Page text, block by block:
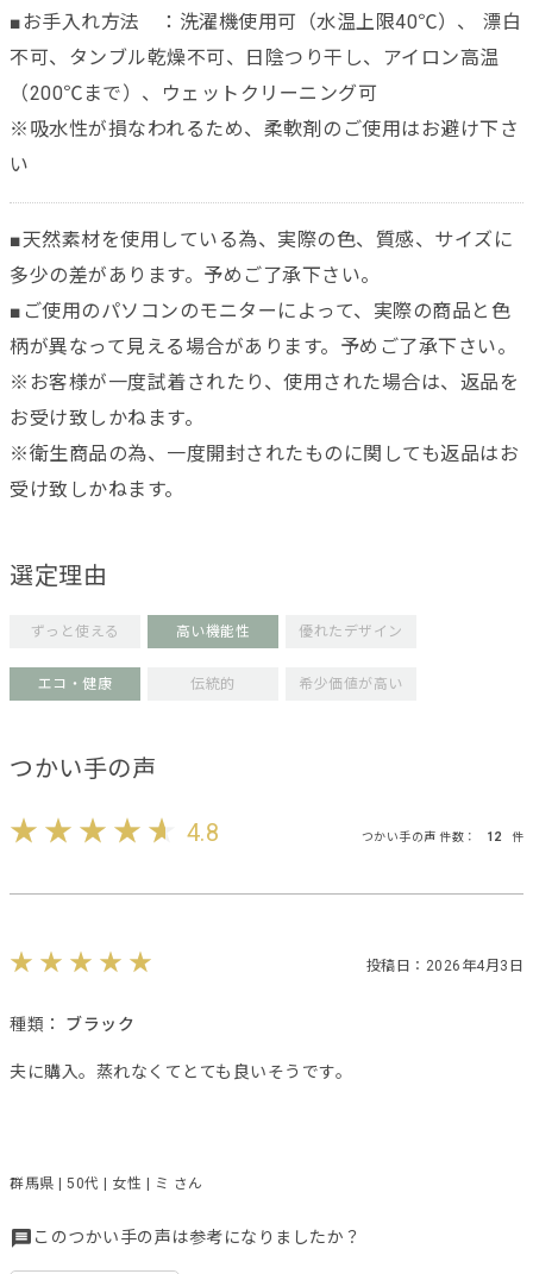
■お手入れ方法 ：洗濯機使用可（水温上限40℃）、 漂白
不可、タンブル乾燥不可、日陰つり干し、アイロン高温
（200℃まで）、ウェットクリーニング可
※吸水性が損なわれるため、柔軟剤のご使用はお避け下さ
い
■天然素材を使用している為、実際の色、質感、サイズに
多少の差があります。予めご了承下さい。
■ご使用のパソコンのモニターによって、実際の商品と色
柄が異なって見える場合があります。予めご了承下さい。
※お客様が一度試着されたり、使用された場合は、返品を
お受け致しかねます。
※衛生商品の為、一度開封されたものに関しても返品はお
受け致しかねます。
選定理由
ずっと使える 高い機能性 優れたデザイン
エコ・健康 伝統的 希少価値が高い
つかい手の声
4.8 つかい手の声 件数： 12 件
投稿日：2026年4月3日
種類： ブラック
夫に購入。蒸れなくてとても良いそうです。
群馬県 | 50代 | 女性 | ミ さん
このつかい手の声は参考になりましたか？